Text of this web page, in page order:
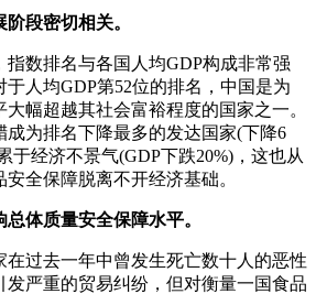
段密切相关。
数排名与各国人均GDP构成非常强
人均GDP第52位的排名，中国是为
幅超越其社会富裕程度的国家之一。
成为排名下降最多的发达国家(下降6
于经济不景气(GDP下跌20%)，这也从
全保障脱离不开经济基础。
体质量安全保障水平。
过去一年中曾发生死亡数十人的恶性
发严重的贸易纠纷，但对衡量一国食品